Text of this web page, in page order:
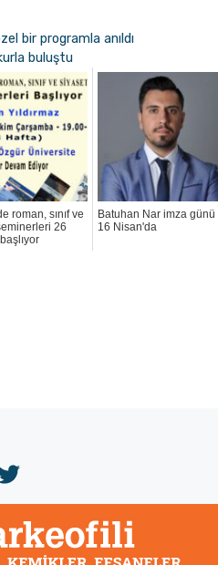
bir programla anıldı
buluştu
roman, sınıf ve
26
Batuhan Nar imza günü
16 Nisan'da